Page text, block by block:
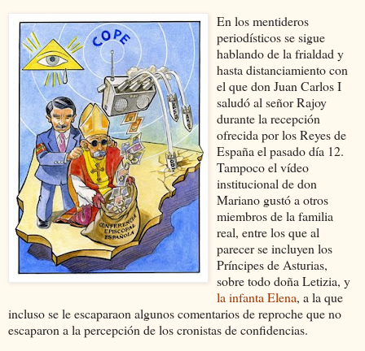
En los mentideros
periodísticos se sigue
hablando de la frialdad y
hasta distanciamiento con
el que don Juan Carlos I
saludó al señor Rajoy
durante la recepción
ofrecida por los Reyes de
España el pasado día 12.
Tampoco el vídeo
institucional de don
Mariano gustó a otros
miembros de la familia
real, entre los que al
parecer se incluyen los
Príncipes de Asturias,
sobre todo doña Letizia, y
la infanta Elena, a la que
incluso se le escaparaon algunos comentarios de reproche que no
escaparon a la percepción de los cronistas de confidencias.